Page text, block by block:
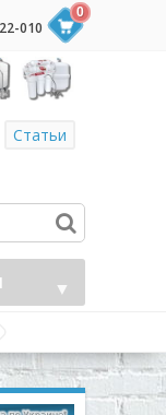
010
0
Статьи
▼
▼
▼